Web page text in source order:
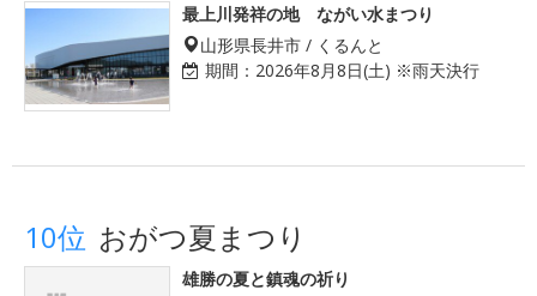
最上川発祥の地 ながい水まつり
山形県長井市 / くるんと
期間： 2026年8月8日(土) ※雨天決行
10位 おがつ夏まつり
雄勝の夏と鎮魂の祈り